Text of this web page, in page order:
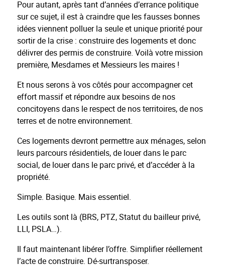
Pour autant, après tant d’années d’errance politique
sur ce sujet, il est à craindre que les fausses bonnes
idées viennent polluer la seule et unique priorité pour
sortir de la crise : construire des logements et donc
délivrer des permis de construire. Voilà votre mission
première, Mesdames et Messieurs les maires !
Et nous serons à vos côtés pour accompagner cet
effort massif et répondre aux besoins de nos
concitoyens dans le respect de nos territoires, de nos
terres et de notre environnement.
Ces logements devront permettre aux ménages, selon
leurs parcours résidentiels, de louer dans le parc
social, de louer dans le parc privé, et d’accéder à la
propriété.
Simple. Basique. Mais essentiel.
Les outils sont là (BRS, PTZ, Statut du bailleur privé,
LLI, PSLA…).
Il faut maintenant libérer l’offre. Simplifier réellement
l’acte de construire. Dé-surtransposer.